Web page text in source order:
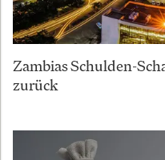
Zambias Schulden-
zurück